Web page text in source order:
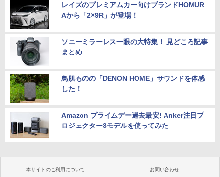
レイズのプレミアムカー向けブランドHOMUR
Aから「2×9R」が登場！
ソニーミラーレス一眼の大特集！ 見どころ記事
まとめ
鳥肌ものの「DENON HOME」サウンドを体感
した！
Amazon プライムデー過去最安! Anker注目プ
ロジェクター3モデルを使ってみた
本サイトのご利用について お問い合わせ